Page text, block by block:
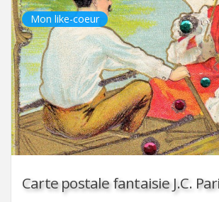
Mon like-coeur
Carte postale fantaisie J.C.